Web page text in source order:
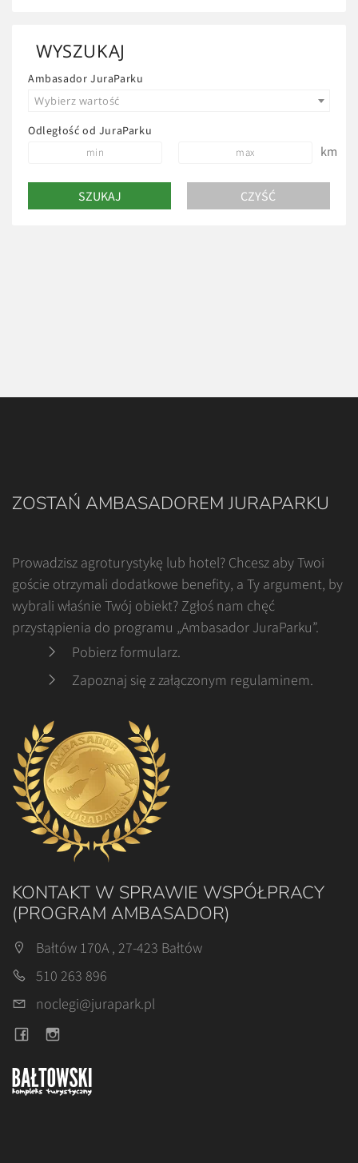
za wynajem całego domku, przy […]
WYSZUKAJ
Ambasador JuraParku
Wybierz wartość
Odległość od JuraParku
km
ZOSTAŃ AMBASADOREM JURAPARKU
Prowadzisz agroturystykę lub hotel? Chcesz aby Twoi
goście otrzymali dodatkowe benefity, a Ty argument, by
wybrali właśnie Twój obiekt? Zgłoś nam chęć
przystąpienia do programu „Ambasador JuraParku”.
Pobierz formularz.
Zapoznaj się z załączonym regulaminem.
KONTAKT W SPRAWIE WSPÓŁPRACY
(PROGRAM AMBASADOR)
Bałtów 170A , 27-423 Bałtów
510 263 896
noclegi@jurapark.pl